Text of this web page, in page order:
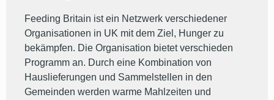
Feeding Britain ist ein Netzwerk verschiedener
Organisationen in UK mit dem Ziel, Hunger zu
bekämpfen. Die Organisation bietet verschieden
Programm an. Durch eine Kombination von
Hauslieferungen und Sammelstellen in den
Gemeinden werden warme Mahlzeiten und